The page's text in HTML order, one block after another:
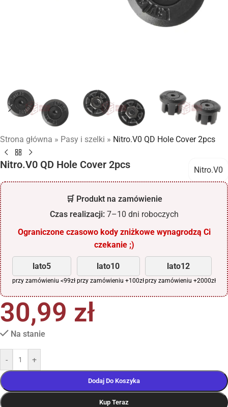
Strona główna » Pasy i szelki » Nitro.V0 QD Hole Cover 2pcs
Nitro.V0 QD Hole Cover 2pcs Nitro.V0
🛒 Produkt na zamówienie
Czas realizacji:7–10 dni roboczych
Ograniczone czasowo kody zniżkowe wynagrodzą Ci
czekanie ;)
lato5
przy zamówieniu <99zł
lato10
przy zamówieniu +100zł
lato12
przy zamówieniu +2000zł
30,99 zł
Na stanie
- +
Dodaj Do Koszyka
Kup Teraz